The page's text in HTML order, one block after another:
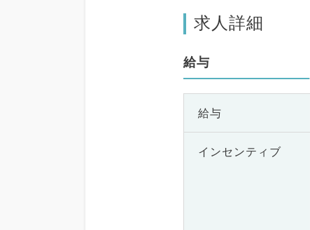
求人詳細
給与
給与
インセンティブ